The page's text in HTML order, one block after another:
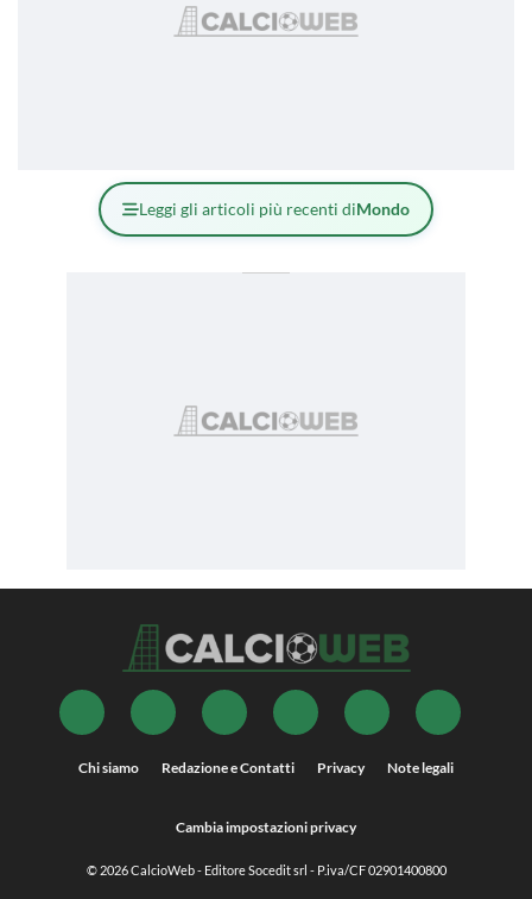
Leggi gli articoli più recenti diMondo
Chi siamo Redazione e Contatti Privacy Note legali
Cambia impostazioni privacy
© 2026CalcioWeb- Editore Socedit srl - P.iva/CF 02901400800